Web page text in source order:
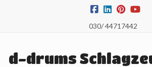
030/ 44717442
d-drums